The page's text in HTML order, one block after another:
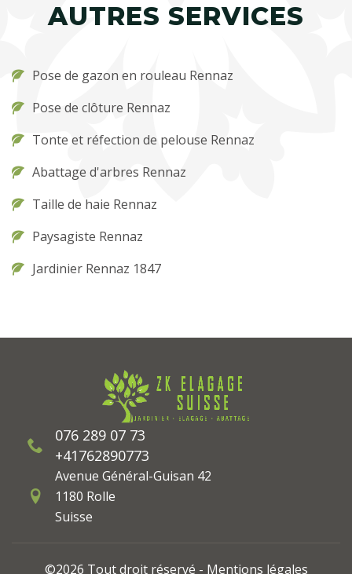
AUTRES SERVICES
Pose de gazon en rouleau Rennaz
Pose de clôture Rennaz
Tonte et réfection de pelouse Rennaz
Abattage d'arbres Rennaz
Taille de haie Rennaz
Paysagiste Rennaz
Jardinier Rennaz 1847
076 289 07 73
+41762890773
Avenue Général-Guisan 42
1180 Rolle
Suisse
©2026 Tout droit réservé - Mentions légales